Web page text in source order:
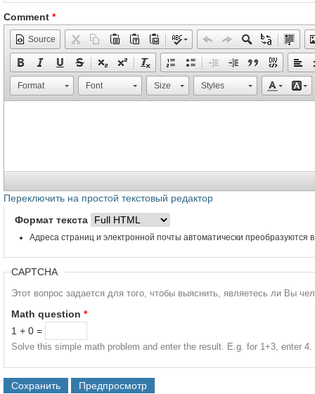
Comment *
Source
Format Font Size Styles
Переключить на простой текстовый редактор
Формат текста
Адреса страниц и электронной почты автоматически преобразуются
CAPTCHA
Этот вопрос задается для того, чтобы выяснить, являетесь ли Вы
Math question *
1 + 0 =
Solve this simple math problem and enter the result. E.g. for 1+3, enter 4.